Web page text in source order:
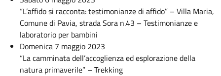
“L’affido si racconta: testimonianze di affido” – Villa Maria,
Comune di Pavia, strada Sora n.43 – Testimonianze e
laboratorio per bambini
Domenica 7 maggio 2023
“La camminata dell’accoglienza ed esplorazione della
natura primaverile” – Trekking